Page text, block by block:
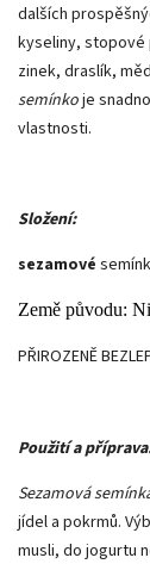
dalších
kyseliny, stopové
zinek, draslík,
semínkoje
vlastnosti.
Složení:
sezamové
Země původu:
PŘIROZENĚ
Použití a
Sezamová
jídel a pokrmů.
musli, do jogurtu